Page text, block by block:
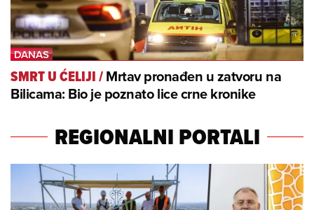
SMRT U ĆELIJI/Mrtav pronađen u zatvoru na
Bilicama: Bio je poznato lice crne kronike
REGIONALNI PORTALI